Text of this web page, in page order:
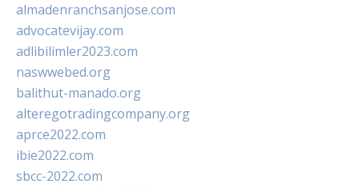
almadenranchsanjose.com
advocatevijay.com
adlibilimler2023.com
naswwebed.org
balithut-manado.org
alteregotradingcompany.org
aprce2022.com
ibie2022.com
sbcc-2022.com